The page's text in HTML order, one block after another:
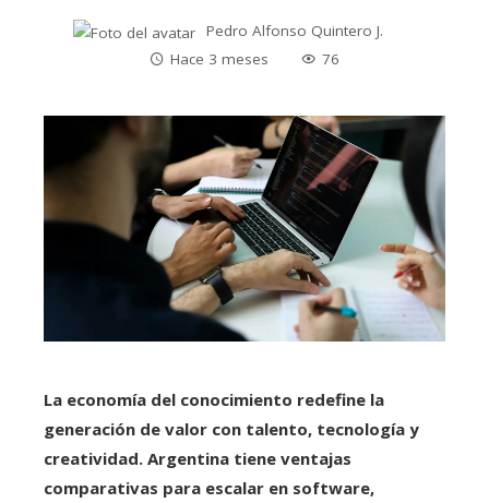
Pedro Alfonso Quintero J.
Hace 3 meses
76
La economía del conocimiento redefine la
generación de valor con talento, tecnología y
creatividad. Argentina tiene ventajas
comparativas para escalar en software,